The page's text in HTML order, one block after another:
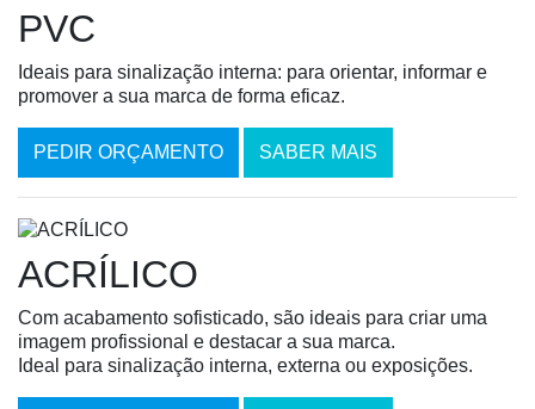
PVC
Ideais para sinalização interna: para orientar, informar e
promover a sua marca de forma eficaz.
PEDIR ORÇAMENTO SABER MAIS
ACRÍLICO
Com acabamento sofisticado, são ideais para criar uma
imagem profissional e destacar a sua marca.
Ideal para sinalização interna, externa ou exposições.